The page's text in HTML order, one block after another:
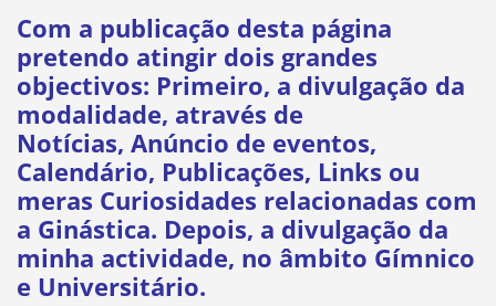
Com a publicação desta página
pretendo atingir dois grandes
objectivos: Primeiro, a divulgação da
modalidade, através de
Notícias, Anúncio de eventos,
Calendário, Publicações, Links ou
meras Curiosidades relacionadas com
a Ginástica. Depois, a divulgação da
minha actividade, no âmbito Gímnico
e Universitário.